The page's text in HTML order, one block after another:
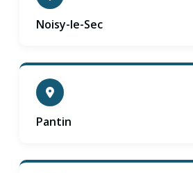
Noisy-le-Sec
Pantin